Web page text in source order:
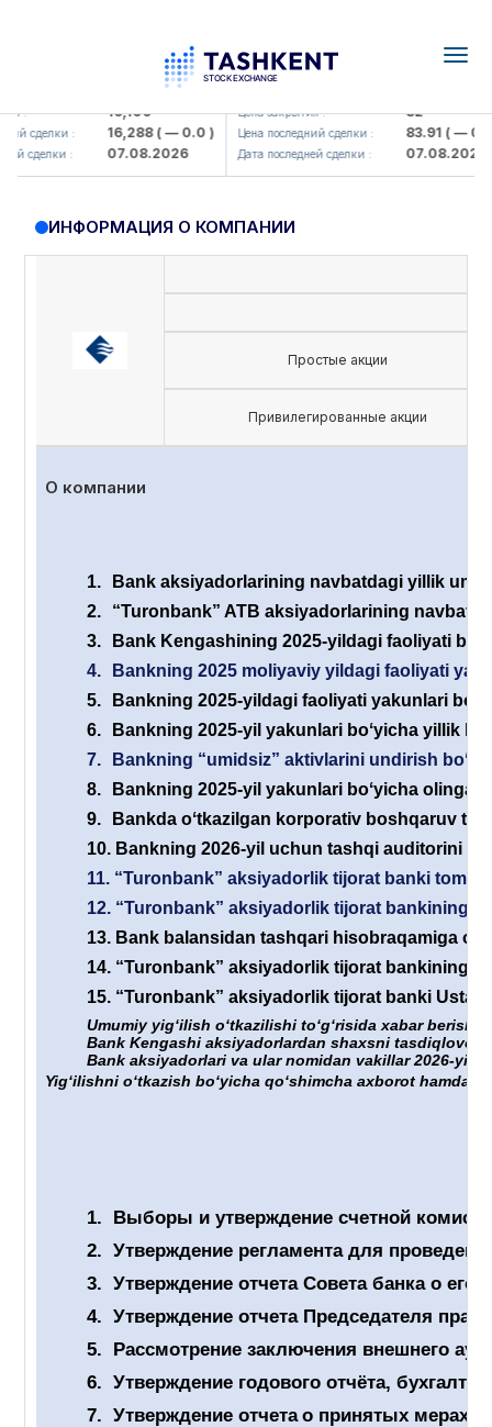
: 16,100
сделки : 16,288( — 0.0 )
сделки : 07.08.2026
KFSK (<Kafolat sug'urta
Цена закрытия : 82
Цена последний сделки : 83.91( — 0.0 )
Дата последней сделки : 07.08.2026
ИНФОРМАЦИЯ О КОМПАНИИ
Простые акции
Привилегированные акции
О компании
1.
Bank aksiyadorlarining navbatdagi yillik
2.
“Turonbank” ATB aksiyadorlarining
3.
Bank Kengashining 2025-yildagi faoliyati
4.
Bankning 2025 moliyaviy yildagi faoliyati
5.
Bankning 2025-yildagi faoliyati yakunlari
6.
Bankning 2025-yil yakunlari boʻyicha yillik
7.
Bankning “umidsiz” aktivlarini undirish
8.
Bankning 2025-yil yakunlari boʻyicha
9.
Bankda oʻtkazilgan korporativ boshqaruv
10. Bankning 2026-yil uchun tashqi auditorini
11. “Turonbank” aksiyadorlik tijorat banki
12. “Turonbank” aksiyadorlik tijorat bankining
13. Bank balansidan tashqari hisobraqamiga
14. “Turonbank” aksiyadorlik tijorat bankining
15. “Turonbank” aksiyadorlik tijorat banki
Umumiy yigʻilish oʻtkazilishi toʻgʻrisida xabar berish
Bank Kengashi aksiyadorlardan shaxsni
Bank aksiyadorlari va ular nomidan vakillar 2026-yil
Yigʻilishni oʻtkazish boʻyicha qoʻshimcha axborot
1. Выборы и утверждение счетной
2. Утверждение регламента для
3. Утверждение отчетаСовета банка о его
4. Утверждение отчета Председателя
5. Рассмотрение заключения внешнего
6. Утверждение годового отчёта,
7. Утверждение отчета о принятых мерах